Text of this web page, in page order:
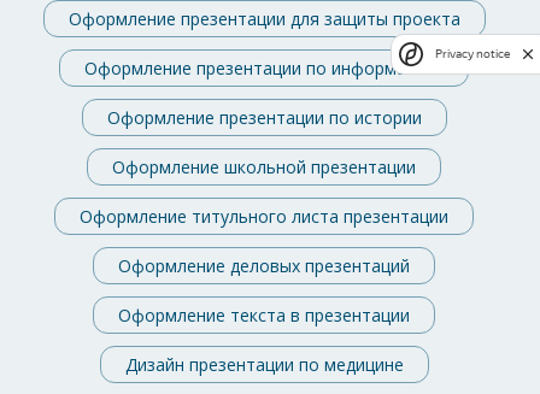
Оформление презентации для защиты проекта
Оформление презентации по информатике
Оформление презентации по истории
Оформление школьной презентации
Оформление титульного листа презентации
Оформление деловых презентаций
Оформление текста в презентации
Дизайн презентации по медицине
Privacy notice